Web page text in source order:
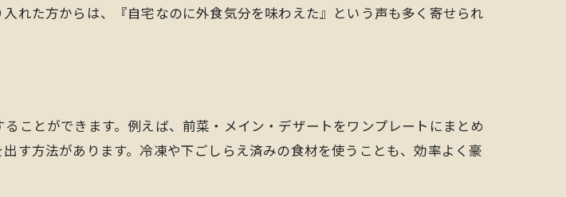
ーメニューの工夫
ーを自宅で叶えるコツ
を手作りで楽しむ秘訣
れた方からは、『自宅なのに外食気分を味わえた』という声も多く寄せられ
ことができます。例えば、前菜・メイン・デザートをワンプレートにまとめ
す方法があります。冷凍や下ごしらえ済みの食材を使うことも、効率よく豪